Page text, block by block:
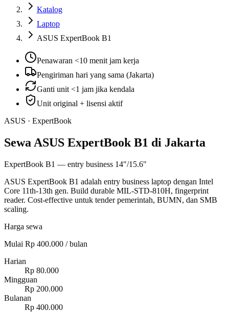
Katalog
Laptop
ASUS ExpertBook B1
Penawaran <10 menit jam kerja
Pengiriman hari yang sama (Jakarta)
Ganti unit <1 jam jika kendala
Unit original + lisensi aktif
ASUS · ExpertBook
Sewa ASUS ExpertBook B1 di Jakarta
ExpertBook B1 — entry business 14"/15.6"
ASUS ExpertBook B1 adalah entry business laptop dengan Intel
Core 11th-13th gen. Build durable MIL-STD-810H, fingerprint
reader. Cost-effective untuk tender pemerintah, BUMN, dan SMB
scaling.
Harga sewa
Mulai Rp 400.000 / bulan
Harian
Rp 80.000
Mingguan
Rp 200.000
Bulanan
Rp 400.000